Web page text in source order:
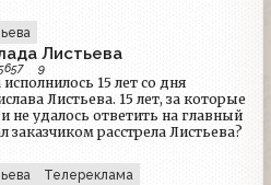
Первого канала
который в интервью
Левковичу, якобы, назвал
предпринимателя
Листьева
9
15 лет со дня
Листьева. 15 лет, за которые
не удалось ответить на главный
заказчиком расстрела Листьева?
Телереклама